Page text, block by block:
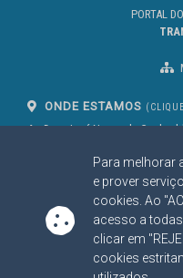
Para melhorar
e prover
cookies. Ao
acesso a
clicar em
cookies
PORTAL DO
ONDE ESTAMOS
Av. Des. José Nunes da Cunha,
Campo Grande/MS
CEP: 79031-310
SIGA NOSSAS REDES